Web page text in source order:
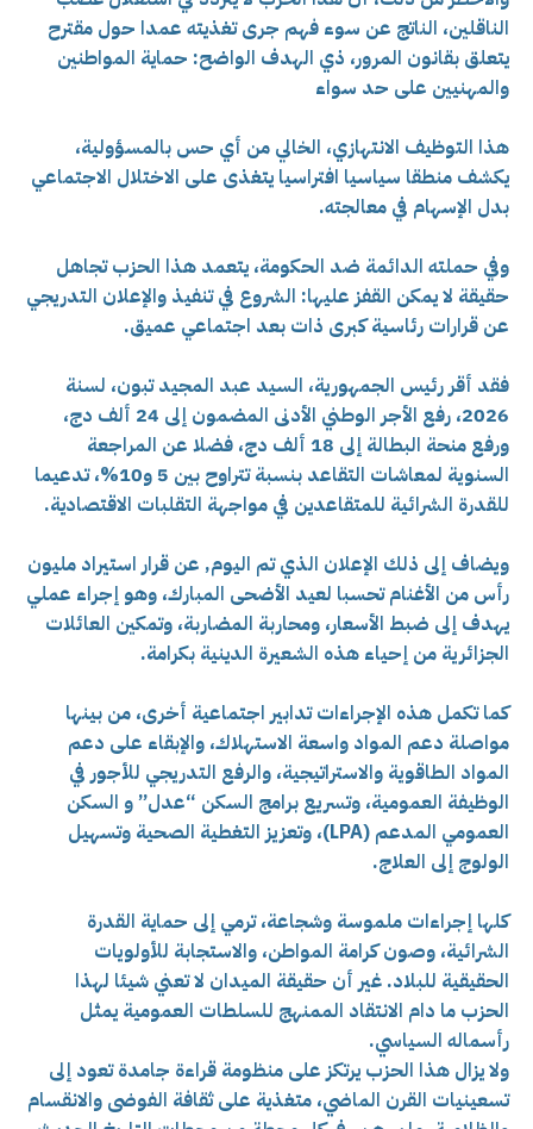
الناقلين، الناتج عن سوء فهم جرى تغذيته عمدا حول مقترح
يتعلق بقانون المرور، ذي الهدف الواضح: حماية المواطنين
والمهنيين على حد سواء
هذا التوظيف الانتهازي، الخالي من أي حس بالمسؤولية،
يكشف منطقا سياسيا افتراسيا يتغذى على الاختلال الاجتماعي
بدل الإسهام في معالجته.
وفي حملته الدائمة ضد الحكومة، يتعمد هذا الحزب تجاهل
حقيقة لا يمكن القفز عليها: الشروع في تنفيذ والإعلان التدريجي
عن قرارات رئاسية كبرى ذات بعد اجتماعي عميق.
فقد أقر رئيس الجمهورية، السيد عبد المجيد تبون، لسنة
2026، رفع الأجر الوطني الأدنى المضمون إلى 24 ألف دج،
ورفع منحة البطالة إلى 18 ألف دج، فضلا عن المراجعة
السنوية لمعاشات التقاعد بنسبة تتراوح بين 5 و10%، تدعيما
للقدرة الشرائية للمتقاعدين في مواجهة التقلبات الاقتصادية.
ويضاف إلى ذلك الإعلان الذي تم اليوم, عن قرار استيراد مليون
رأس من الأغنام تحسبا لعيد الأضحى المبارك، وهو إجراء عملي
يهدف إلى ضبط الأسعار، ومحاربة المضاربة، وتمكين العائلات
الجزائرية من إحياء هذه الشعيرة الدينية بكرامة.
كما تكمل هذه الإجراءات تدابير اجتماعية أخرى، من بينها
مواصلة دعم المواد واسعة الاستهلاك، والإبقاء على دعم
المواد الطاقوية والاستراتيجية، والرفع التدريجي للأجور في
الوظيفة العمومية، وتسريع برامج السكن “عدل” و السكن
العمومي المدعم (LPA)، وتعزيز التغطية الصحية وتسهيل
الولوج إلى العلاج.
كلها إجراءات ملموسة وشجاعة، ترمي إلى حماية القدرة
الشرائية، وصون كرامة المواطن، والاستجابة للأولويات
الحقيقية للبلاد. غير أن حقيقة الميدان لا تعني شيئا لهذا
الحزب ما دام الانتقاد الممنهج للسلطات العمومية يمثل
رأسماله السياسي.
ولا يزال هذا الحزب يرتكز على منظومة قراءة جامدة تعود إلى
تسعينيات القرن الماضي، متغذية على ثقافة الفوضى والانقسام